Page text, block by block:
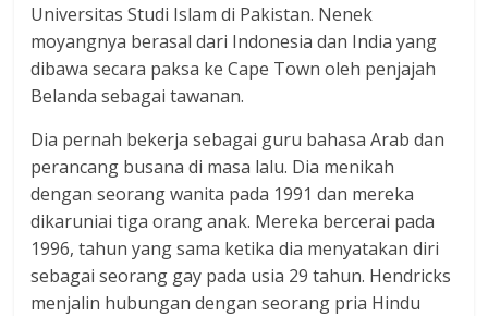
Universitas Studi Islam di Pakistan. Nenek
moyangnya berasal dari Indonesia dan India yang
dibawa secara paksa ke Cape Town oleh penjajah
Belanda sebagai tawanan.
Dia pernah bekerja sebagai guru bahasa Arab dan
perancang busana di masa lalu. Dia menikah
dengan seorang wanita pada 1991 dan mereka
dikaruniai tiga orang anak. Mereka bercerai pada
1996, tahun yang sama ketika dia menyatakan diri
sebagai seorang gay pada usia 29 tahun. Hendricks
menjalin hubungan dengan seorang pria Hindu